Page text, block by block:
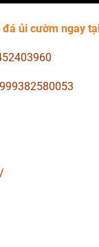
đá ủi cườm ngay